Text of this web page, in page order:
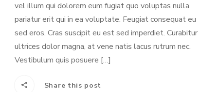
vel illum qui dolorem eum fugiat quo voluptas nulla
pariatur erit qui in ea voluptate. Feugiat consequat eu
sed eros. Cras suscipit eu est sed imperdiet. Curabitur
ultrices dolor magna, at vene natis lacus rutrum nec.
Vestibulum quis posuere […]
Share this post